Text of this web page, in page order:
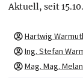
Aktuell, seit
Hartwig
Ing. Stefan
Mag. Mag.